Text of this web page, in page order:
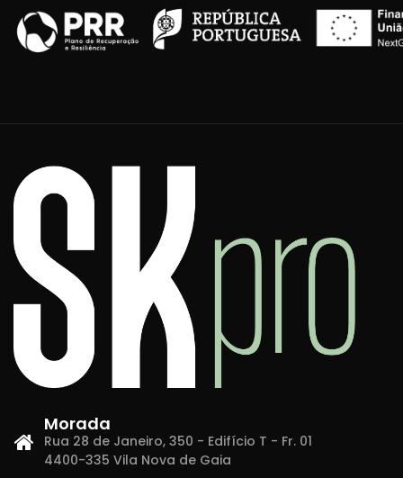
Morada
Rua 28 de Janeiro, 350 - Edifício T - Fr. 01
4400-335 Vila Nova de Gaia